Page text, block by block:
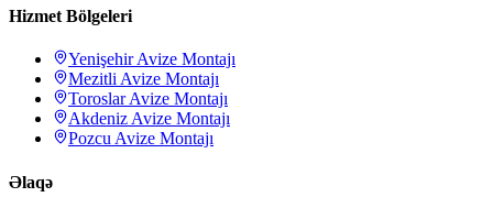
Hizmet Bölgeleri
YenişehirAvize Montajı
Mezitli Avize Montajı
ToroslarAvize Montajı
Akdeniz Avize Montajı
Pozcu Avize Montajı
Əlaqə